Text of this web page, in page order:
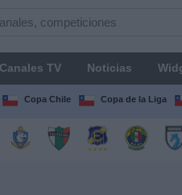
Canales TV Noticias
Copa Chile Copa de la Liga